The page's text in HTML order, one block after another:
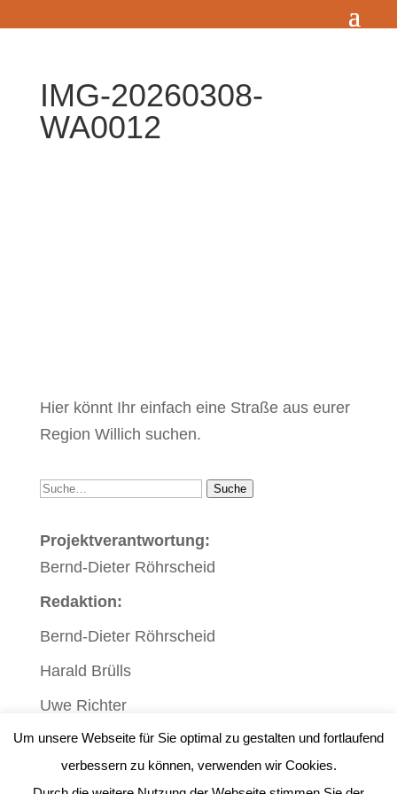
IMG-20260308-
WA0012
Hier könnt Ihr einfach eine Straße aus eurer
Region Willich suchen.
Suche Suche
Projektverantwortung:
Bernd-Dieter Röhrscheid
Redaktion:
Bernd-Dieter Röhrscheid
Harald Brülls
Uwe Richter
Um unsere Webseite für Sie optimal zu gestalten und fortlaufend
verbessern zu können, verwenden wir Cookies.